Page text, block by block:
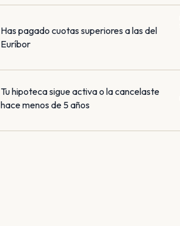
Has pagado cuotas superiores a las del
Euríbor
Tu hipoteca sigue activa o la cancelaste
hace menos de 5 años